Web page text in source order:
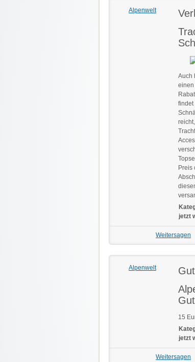
Alpenwelt
Auch
einen
findet
Preis
jetzt
Weitersagen
Alpenwelt
15
jetzt
Weitersagen